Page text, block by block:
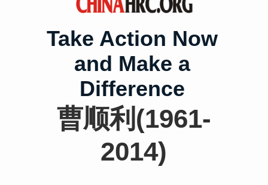
Take Action Now
and Make a
Difference
曹顺利(1961-
2014)